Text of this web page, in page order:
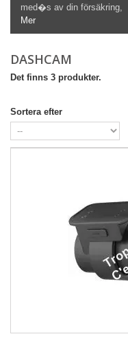
med�s av din försäkring,
Mer
DASHCAM
Det finns 3 produkter.
Sortera efter